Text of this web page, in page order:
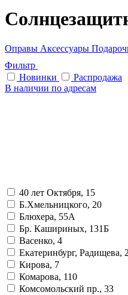
Оправы Аксессуары
Фильтр
Новинки
Распродажа
В наличии по адресам
40 лет Октября, 15
Б.Хмельницкого, 20
Блюхера, 55А
Бр. Кашириных, 131Б
Васенко, 4
Екатеринбург, Радищева,
Кирова, 7
Комарова, 110
Комсомольский пр., 33